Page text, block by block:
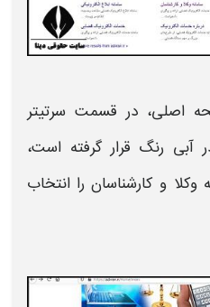
اصلی، در قسمت سرتیتر
آبی رنگ قرار گرفته است،
وکلا و کارشناسان را انتخاب